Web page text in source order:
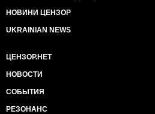
НОВИНИ ЦЕНЗОР
UKRAINIAN NEWS
ЦЕНЗОР.НЕТ
НОВОСТИ
СОБЫТИЯ
РЕЗОНАНС